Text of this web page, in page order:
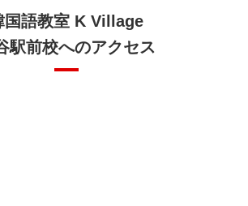
国語教室 K Village
駅前校へのアクセス